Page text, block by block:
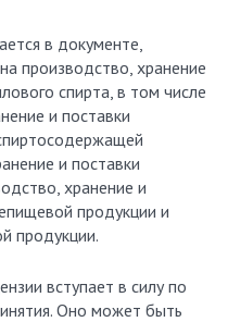
в документе,
производство, хранение
спирта, в том числе
и поставки
и поставки
хранение и
продукции и
продукции.
вступает в силу по
Оно может быть